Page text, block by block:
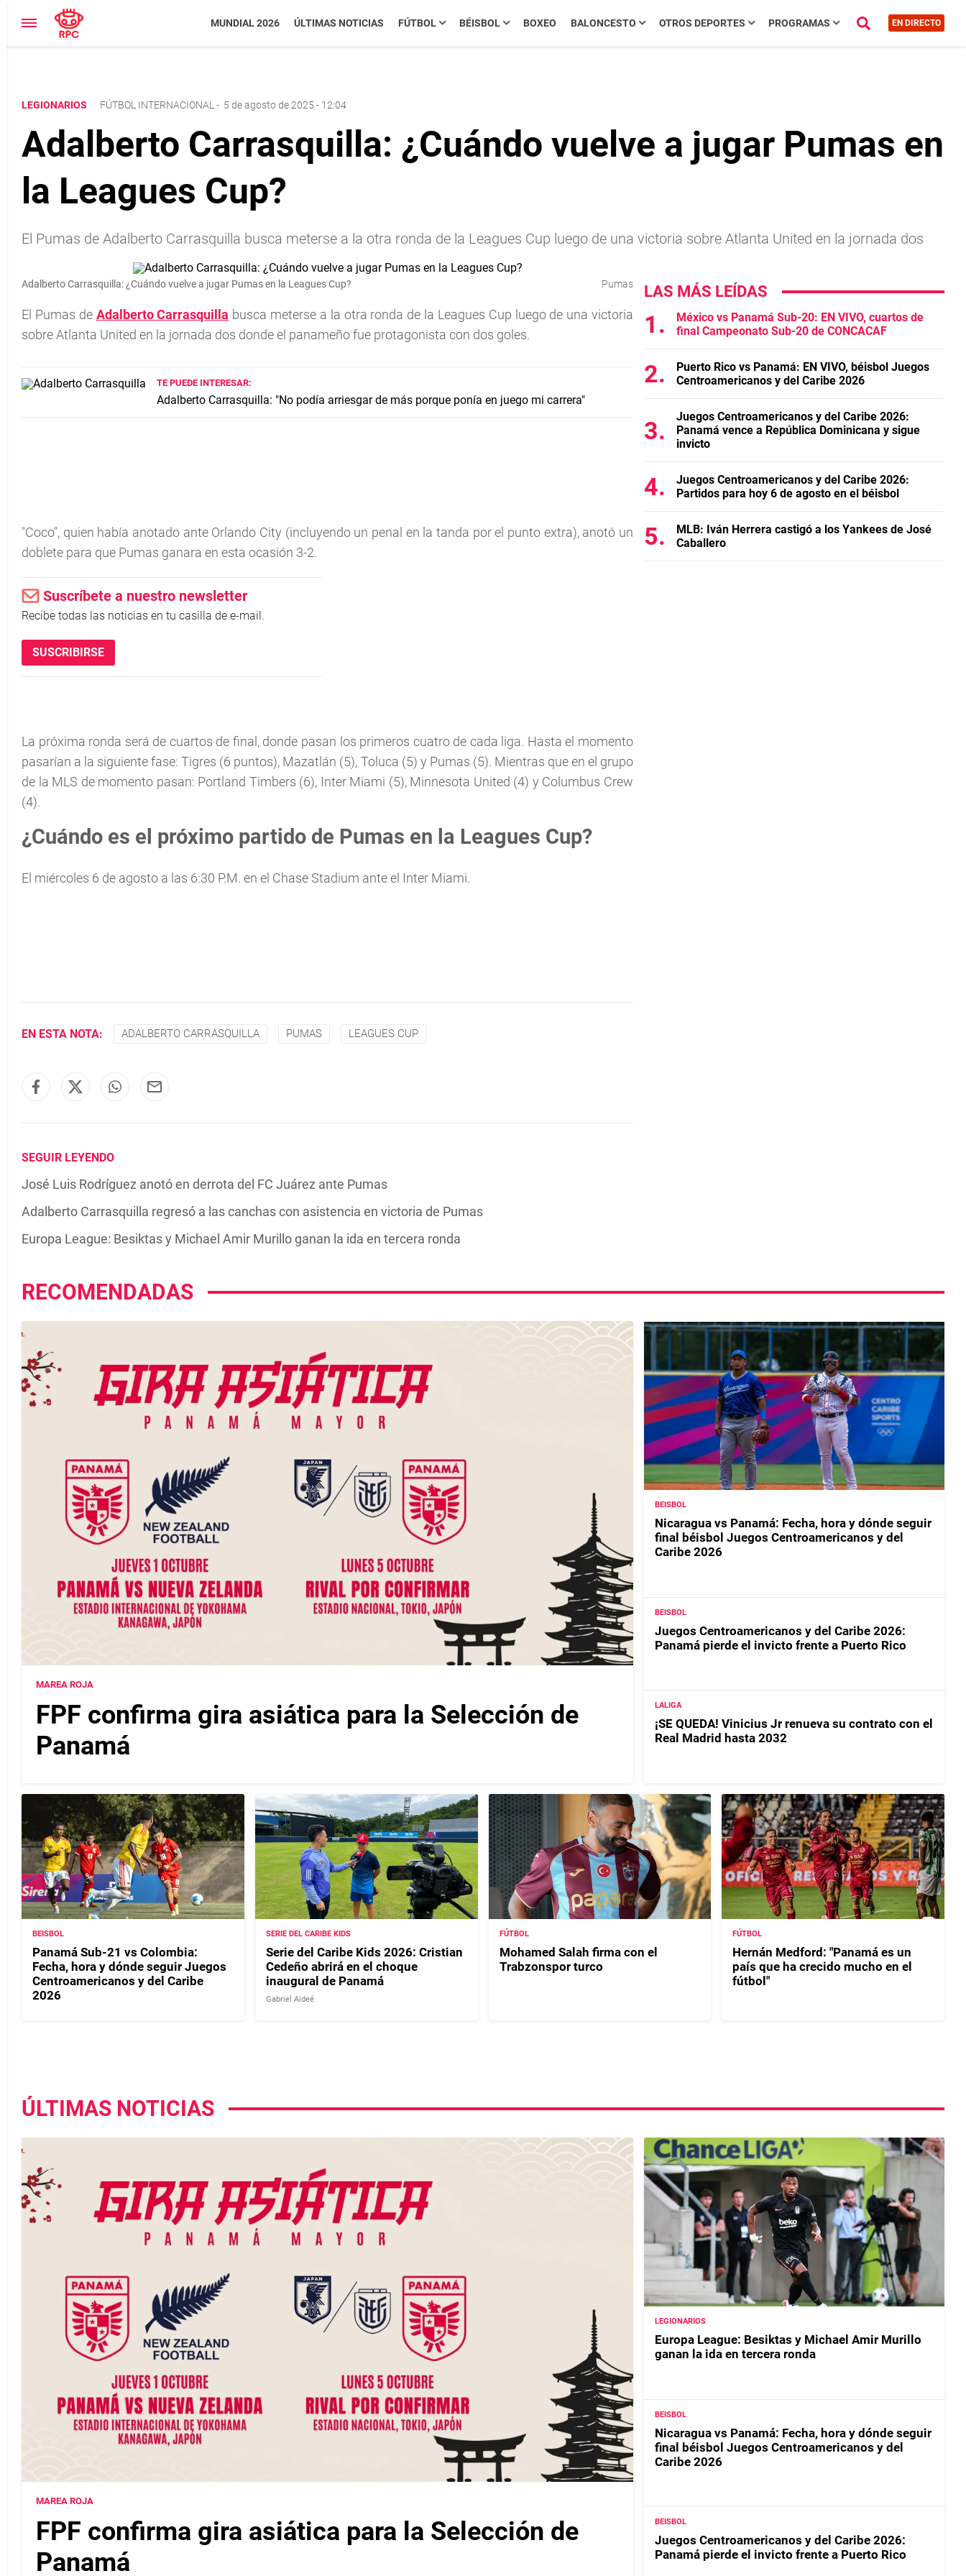
MUNDIAL 2026 ÚLTIMAS NOTICIAS FÚTBOL BÉISBOL BOXEO BALONCESTO OTROS DEPORTES PROGRAMAS EN DIRECTO
LEGIONARIOS FÚTBOL INTERNACIONAL - 5 de agosto de 2025 - 12:04
Adalberto Carrasquilla: ¿Cuándo vuelve a jugar Pumas en
la Leagues Cup?
El Pumas de Adalberto Carrasquilla busca meterse a la otra ronda de la Leagues Cup luego de una victoria sobre Atlanta United en la jornada dos
Adalberto Carrasquilla: ¿Cuándo vuelve a jugar Pumas en la Leagues Cup? Pumas
El Pumas de Adalberto Carrasquilla busca meterse a la otra ronda de la Leagues Cup luego de una victoria
sobre Atlanta United en la jornada dos donde el panameño fue protagonista con dos goles.
TE PUEDE INTERESAR:
Adalberto Carrasquilla: "No podía arriesgar de más porque ponía en juego mi carrera"
"Coco", quien había anotado ante Orlando City (incluyendo un penal en la tanda por el punto extra), anotó un
doblete para que Pumas ganara en esta ocasión 3-2.
Suscríbete a nuestro newsletter
Recibe todas las noticias en tu casilla de e-mail.
SUSCRIBIRSE
La próxima ronda será de cuartos de final, donde pasan los primeros cuatro de cada liga. Hasta el momento
pasarían a la siguiente fase: Tigres (6 puntos), Mazatlán (5), Toluca (5) y Pumas (5). Mientras que en el grupo
de la MLS de momento pasan: Portland Timbers (6), Inter Miami (5), Minnesota United (4) y Columbus Crew
(4).
¿Cuándo es el próximo partido de Pumas en la Leagues Cup?
El miércoles 6 de agosto a las 6:30 P.M. en el Chase Stadium ante el Inter Miami.
EN ESTA NOTA: ADALBERTO CARRASQUILLA PUMAS LEAGUES CUP
SEGUIR LEYENDO
José Luis Rodríguez anotó en derrota del FC Juárez ante Pumas
Adalberto Carrasquilla regresó a las canchas con asistencia en victoria de Pumas
Europa League: Besiktas y Michael Amir Murillo ganan la ida en tercera ronda
LAS MÁS LEÍDAS
México vs Panamá Sub-20: EN VIVO, cuartos de
final Campeonato Sub-20 de CONCACAF
Puerto Rico vs Panamá: EN VIVO, béisbol Juegos
Centroamericanos y del Caribe 2026
Juegos Centroamericanos y del Caribe 2026:
Panamá vence a República Dominicana y sigue
invicto
Juegos Centroamericanos y del Caribe 2026:
Partidos para hoy 6 de agosto en el béisbol
MLB: Iván Herrera castigó a los Yankees de José
Caballero
RECOMENDADAS
MAREA ROJA
FPF confirma gira asiática para la Selección de
Panamá
BEISBOL
Nicaragua vs Panamá: Fecha, hora y dónde seguir
final béisbol Juegos Centroamericanos y del
Caribe 2026
BEISBOL
Juegos Centroamericanos y del Caribe 2026:
Panamá pierde el invicto frente a Puerto Rico
LALIGA
¡SE QUEDA! Vinicius Jr renueva su contrato con el
Real Madrid hasta 2032
BEISBOL
Panamá Sub-21 vs Colombia:
Fecha, hora y dónde seguir Juegos
Centroamericanos y del Caribe
2026
SERIE DEL CARIBE KIDS
Serie del Caribe Kids 2026: Cristian
Cedeño abrirá en el choque
inaugural de Panamá
Gabriel Aideé
FÚTBOL
Mohamed Salah firma con el
Trabzonspor turco
FÚTBOL
Hernán Medford: "Panamá es un
país que ha crecido mucho en el
fútbol"
ÚLTIMAS NOTICIAS
MAREA ROJA
FPF confirma gira asiática para la Selección de
Panamá
LEGIONARIOS
Europa League: Besiktas y Michael Amir Murillo
ganan la ida en tercera ronda
BEISBOL
Nicaragua vs Panamá: Fecha, hora y dónde seguir
final béisbol Juegos Centroamericanos y del
Caribe 2026
BEISBOL
Juegos Centroamericanos y del Caribe 2026:
Panamá pierde el invicto frente a Puerto Rico